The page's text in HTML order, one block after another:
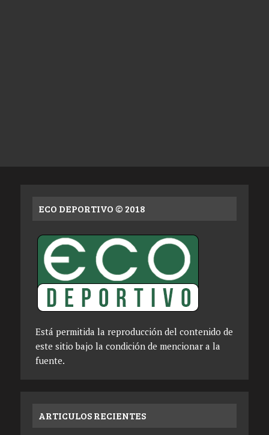
ECO DEPORTIVO © 2018
Está permitida la reproducción del contenido de
este sitio bajo la condición de mencionar a la
fuente.
ARTICULOS RECIENTES